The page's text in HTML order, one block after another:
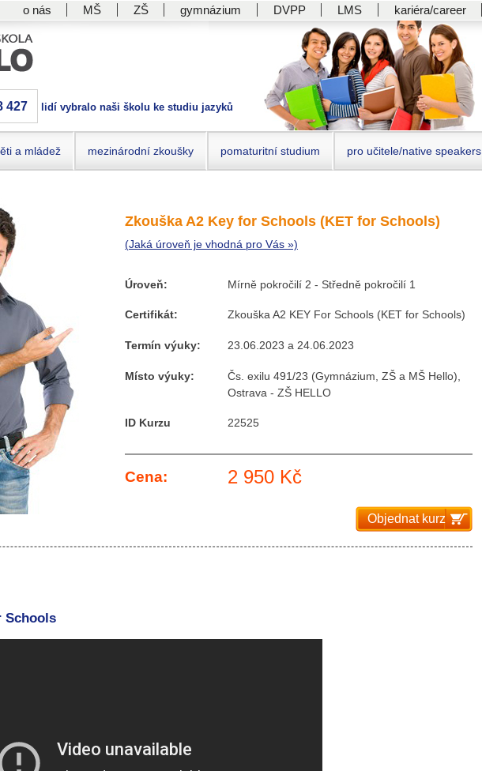
o nás MŠ ZŠ gymnázium DVPP LMS kariéra/career
427 lidí vybralo naši školu ke studiu jazyků
a mládež mezinárodní zkoušky pomaturitní studium pro učitele/native speakers
Zkouška A2 Key for Schools (KET for Schools)
(Jaká úroveň je vhodná pro Vás »)
Úroveň: Mírně pokročilí 2 - Středně pokročilí 1
Certifikát: Zkouška A2 KEY For Schools (KET for Schools)
Termín výuky: 23.06.2023 a 24.06.2023
Místo výuky:
Čs. exilu 491/23 (Gymnázium, ZŠ a MŠ Hello),
Ostrava - ZŠ HELLO
ID Kurzu 22525
Cena: 2 950 Kč
Objednat kurz
Schools